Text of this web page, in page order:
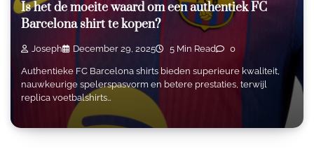
Is het de moeite waard om een authentiek FC
Barcelona shirt te kopen?
Joseph December 29, 2025 5 Min Read 0
Authentieke FC Barcelona shirts bieden superieure kwaliteit,
nauwkeurige spelerspasvorm en betere prestaties, terwijl
replica voetbalshirts…